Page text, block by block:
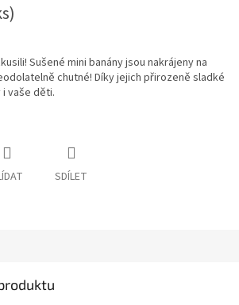
Sušené mini banány jsou nakrájeny na
chutné! Díky jejich přirozeně sladké
vaše děti.
SDÍLET